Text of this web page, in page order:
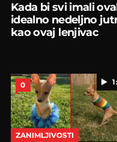
Kada bi svi imali
idealno nedeljno
kao ovaj lenjivac
0
ZANIMLJIVOSTI